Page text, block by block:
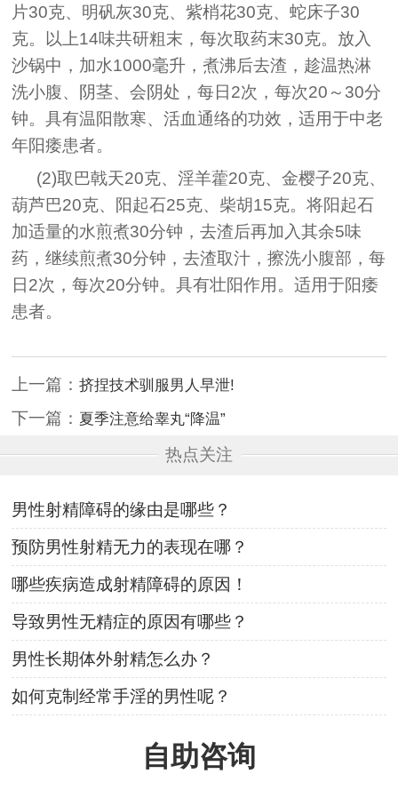
片30克、明矾灰30克、紫梢花30克、蛇床子30
克。以上14味共研粗末，每次取药末30克。放入
沙锅中，加水1000毫升，煮沸后去渣，趁温热淋
洗小腹、阴茎、会阴处，每日2次，每次20～30分
钟。具有温阳散寒、活血通络的功效，适用于中老
年阳痿患者。
(2)取巴戟天20克、淫羊藿20克、金樱子20克、
葫芦巴20克、阳起石25克、柴胡15克。将阳起石
加适量的水煎煮30分钟，去渣后再加入其余5味
药，继续煎煮30分钟，去渣取汁，擦洗小腹部，每
日2次，每次20分钟。具有壮阳作用。适用于阳痿
患者。
上一篇：挤捏技术驯服男人早泄!
下一篇： 夏季注意给睾丸“降温”
热点关注
男性射精障碍的缘由是哪些？
预防男性射精无力的表现在哪？
哪些疾病造成射精障碍的原因！
导致男性无精症的原因有哪些？
男性长期体外射精怎么办？
如何克制经常手淫的男性呢？
自助咨询